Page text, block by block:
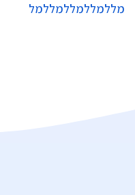
מללמללמללמללמל